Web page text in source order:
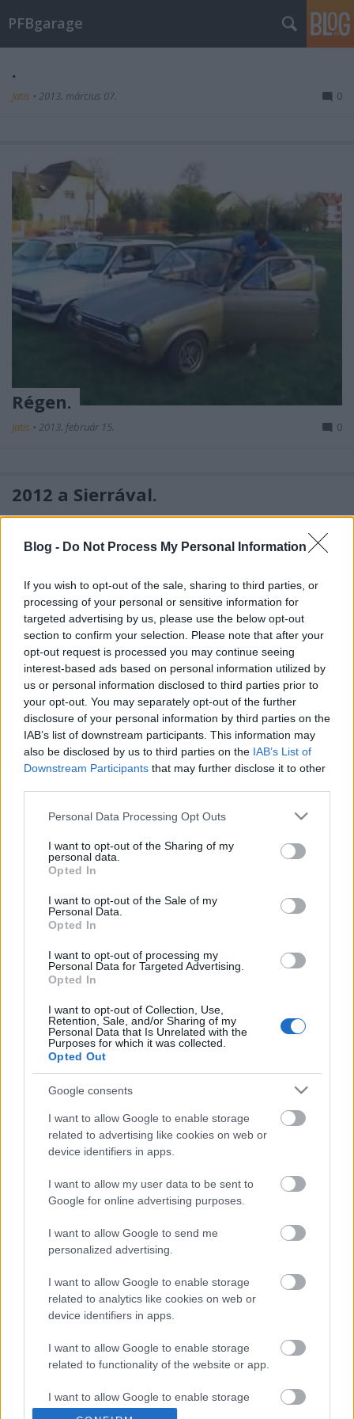
Blog - Do Not Process My Personal Information
If you wish to opt-out of the sale, sharing to third parties, or
processing of your personal or sensitive information for
targeted advertising by us, please use the below opt-out
section to confirm your selection. Please note that after your
opt-out request is processed you may continue seeing
interest-based ads based on personal information utilized by
us or personal information disclosed to third parties prior to
your opt-out. You may separately opt-out of the further
disclosure of your personal information by third parties on the
IAB’s list of downstream participants. This information may
also be disclosed by us to third parties on the IAB’s List of
Downstream Participants that may further disclose it to other
Please note that this website/app uses one or more Google
not limited to your visit or usage behaviour. You may click to
grant or deny consent to Google and its third-party tags to
use your data for below specified purposes in below Google
consent section.
Personal Data Processing Opt Outs
I want to opt-out of the Sharing of my
personal data.
Opted In
I want to opt-out of the Sale of my
Personal Data.
Opted In
I want to opt-out of processing my
Personal Data for Targeted Advertising.
Opted In
I want to opt-out of Collection, Use,
Retention, Sale, and/or Sharing of my
Personal Data that Is Unrelated with the
Purposes for which it was collected.
Opted Out
Google consents
I want to allow Google to enable storage
related to advertising like cookies on web or
device identifiers in apps.
I want to allow my user data to be sent to
Google for online advertising purposes.
I want to allow Google to send me
personalized advertising.
I want to allow Google to enable storage
related to analytics like cookies on web or
device identifiers in apps.
I want to allow Google to enable storage
related to functionality of the website or app.
I want to allow Google to enable storage
related to personalization.
PFBgarage
.
Jatis • 2013. március 07. 0
Régen.
Jatis • 2013. február 15. 0
2012 a Sierrával.
Jatis•2012. szeptember 27. 0
Viktor nem használja a Sierrát, ezért azzal indultam
idén.
Annyira nem szeretem, mint az ...
Hamarosan...
Jatis• 2012. február 09.
Mivel nemsokára itt a szezon kezdet, ezért
szétszedtük a kocsit teljesen, hogy felkészítsük.
Remélhetőleg elkészül az első versenyig.
Amíg nincs ...
2011 Gymkhana
2011. október 27.
Sikerült megynyerni a 2011-es Amatőr Gymkhana
bajnokságot!!!
Köszönöm mindenkinek ...
2011 09 10-11 Tököl
2011. szeptember 26.
Miután Kecskeméten sikerült nyernem többen
megfenyegettek, hogy nem végezhetek rosszabb
helyen tökölön sem. Kicsit feszült is voltam miatta.
Na jó ...
2011.08.20 Kecskemét.
2011. szeptember 02.
Ott kezdeném ahol abbahagytam.
Eltört a kormánymű az edzésen, ezért előkerestem a
régi darabot, kicsit rendbeszedtem és beszereltem a
Edzés.
•2011. augusztus 14.